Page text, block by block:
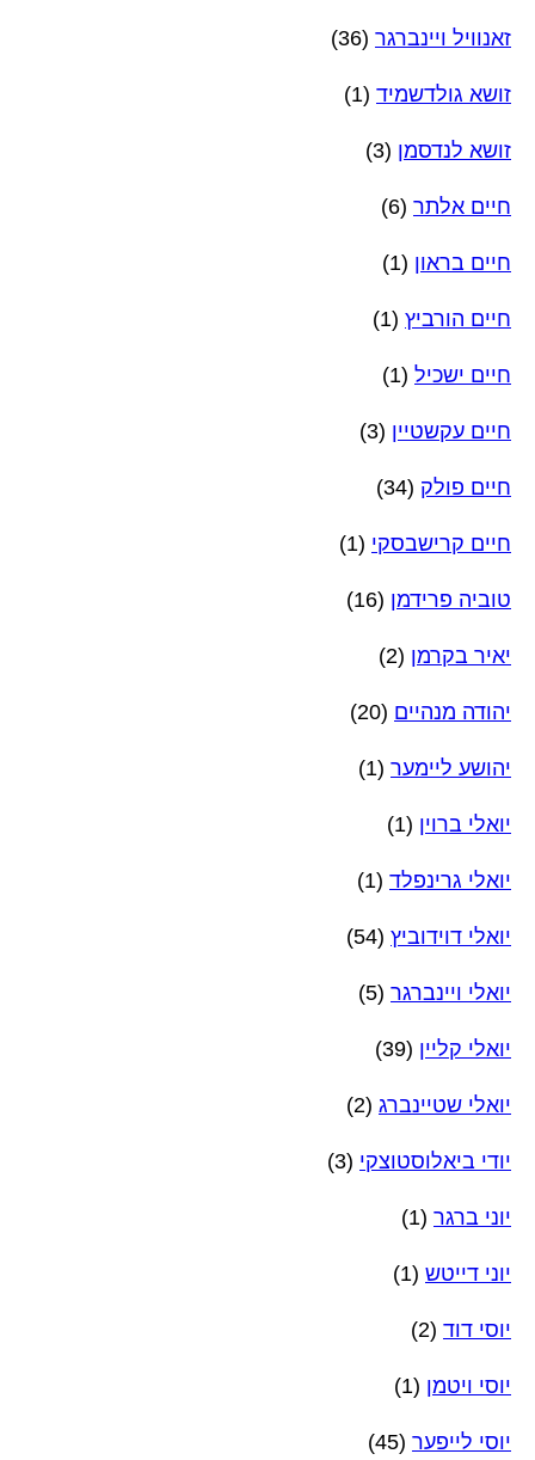
זאנוויל ויינברגר (36)
זושא גולדשמיד (1)
זושא לנדסמן (3)
חיים אלתר (6)
חיים בראון (1)
חיים הורביץ (1)
חיים ישכיל (1)
חיים עקשטיין (3)
חיים פולק (34)
חיים קרישבסקי (1)
טוביה פרידמן (16)
יאיר בקרמן (2)
יהודה מנהיים (20)
יהושע ליימער (1)
יואלי ברוין (1)
יואלי גרינפלד (1)
יואלי דוידוביץ (54)
יואלי ויינברגר (5)
יואלי קליין (39)
יואלי שטיינברג (2)
יודי ביאלוסטוצקי (3)
יוני ברגר (1)
יוני דייטש (1)
יוסי דוד (2)
יוסי ויטמן (1)
יוסי לייפער (45)